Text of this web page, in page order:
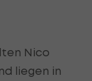
Nico
liegen in